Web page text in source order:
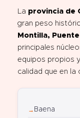
La provincia de
gran peso
Montilla, Puente
principales
equipos propios
calidad que en la
Baena